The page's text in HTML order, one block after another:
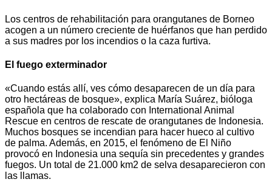
Los centros de rehabilitación para orangutanes de Borneo
acogen a un número creciente de huérfanos que han perdido
a sus madres por los incendios o la caza furtiva.
El fuego exterminador
«Cuando estás allí, ves cómo desaparecen de un día para
otro hectáreas de bosque», explica María Suárez, bióloga
española que ha colaborado con International Animal
Rescue en centros de rescate de orangutanes de Indonesia.
Muchos bosques se incendian para hacer hueco al cultivo
de palma. Además, en 2015, el fenómeno de El Niño
provocó en Indonesia una sequía sin precedentes y grandes
fuegos. Un total de 21.000 km2 de selva desaparecieron con
las llamas.